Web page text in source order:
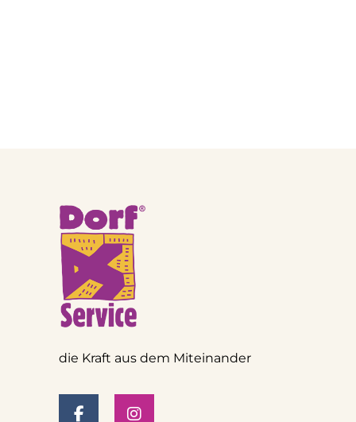
die Kraft aus dem Miteinander